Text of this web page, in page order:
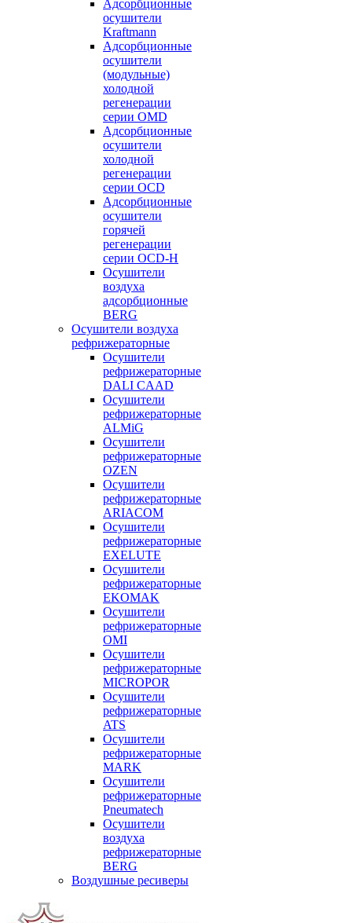
Адсорбционные
осушители
Kraftmann
Адсорбционные
осушители
(модульные)
холодной
регенерации
серии OMD
Адсорбционные
осушители
холодной
регенерации
серии OCD
Адсорбционные
осушители
горячей
регенерации
серии OСD-H
Осушители
воздуха
адсорбционные
BERG
Осушители воздуха
рефрижераторные
Осушители
рефрижераторные
DALI CAAD
Осушители
рефрижераторные
ALMiG
Осушители
рефрижераторные
OZEN
Осушители
рефрижераторные
ARIACOM
Осушители
рефрижераторные
EXELUTE
Осушители
рефрижераторные
EKOMAK
Осушители
рефрижераторные
OMI
Осушители
рефрижераторные
MICROPOR
Осушители
рефрижераторные
ATS
Осушители
рефрижераторные
MARK
Осушители
рефрижераторные
Pneumatech
Осушители
воздуха
рефрижераторные
BERG
Воздушные ресиверы